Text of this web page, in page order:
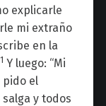
explicarle
mi extraño
en la
Y luego: “Mi
pido el
y todos